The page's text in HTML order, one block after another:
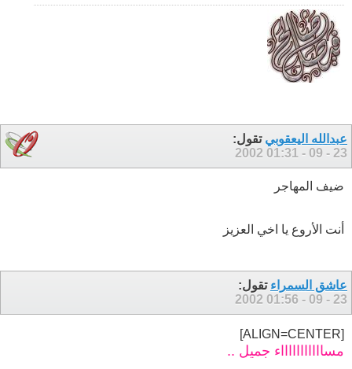
عبدالله اليعقوبي تقول:
23 - 09 - 2002
01:31
ضيف المهاجر
أنت الأروع يا اخي العزيز
عاشق السمراء تقول:
23 - 09 - 2002
01:56
[ALIGN=CENTER]
مساااااااااااء جميل ..